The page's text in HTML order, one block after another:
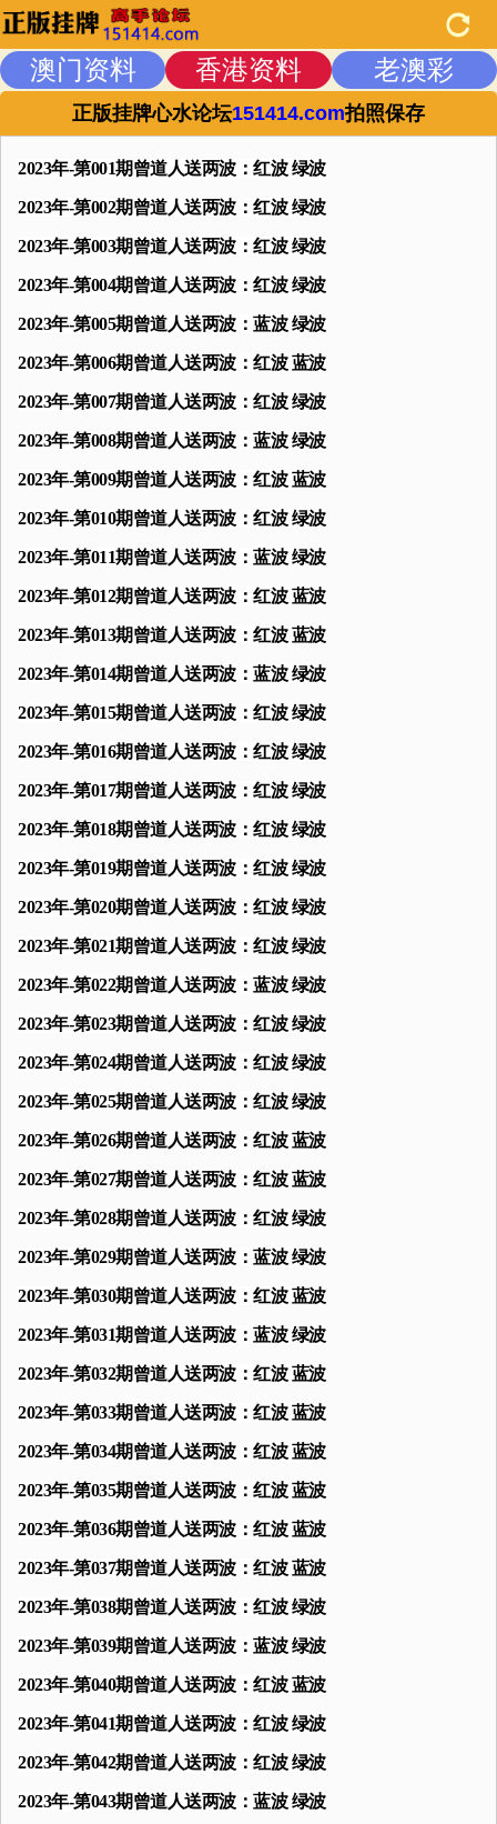
澳门资料 香港资料 老澳彩
正版挂牌心水论坛151414.com拍照保存
2023年-第001期曾道人送两波：红波 绿波
2023年-第002期曾道人送两波：红波 绿波
2023年-第003期曾道人送两波：红波 绿波
2023年-第004期曾道人送两波：红波 绿波
2023年-第005期曾道人送两波：蓝波 绿波
2023年-第006期曾道人送两波：红波 蓝波
2023年-第007期曾道人送两波：红波 绿波
2023年-第008期曾道人送两波：蓝波 绿波
2023年-第009期曾道人送两波：红波 蓝波
2023年-第010期曾道人送两波：红波 绿波
2023年-第011期曾道人送两波：蓝波 绿波
2023年-第012期曾道人送两波：红波 蓝波
2023年-第013期曾道人送两波：红波 蓝波
2023年-第014期曾道人送两波：蓝波 绿波
2023年-第015期曾道人送两波：红波 绿波
2023年-第016期曾道人送两波：红波 绿波
2023年-第017期曾道人送两波：红波 绿波
2023年-第018期曾道人送两波：红波 绿波
2023年-第019期曾道人送两波：红波 绿波
2023年-第020期曾道人送两波：红波 绿波
2023年-第021期曾道人送两波：红波 绿波
2023年-第022期曾道人送两波：蓝波 绿波
2023年-第023期曾道人送两波：红波 绿波
2023年-第024期曾道人送两波：红波 绿波
2023年-第025期曾道人送两波：红波 绿波
2023年-第026期曾道人送两波：红波 蓝波
2023年-第027期曾道人送两波：红波 蓝波
2023年-第028期曾道人送两波：红波 绿波
2023年-第029期曾道人送两波：蓝波 绿波
2023年-第030期曾道人送两波：红波 蓝波
2023年-第031期曾道人送两波：蓝波 绿波
2023年-第032期曾道人送两波：红波 蓝波
2023年-第033期曾道人送两波：红波 蓝波
2023年-第034期曾道人送两波：红波 蓝波
2023年-第035期曾道人送两波：红波 蓝波
2023年-第036期曾道人送两波：红波 蓝波
2023年-第037期曾道人送两波：红波 蓝波
2023年-第038期曾道人送两波：红波 绿波
2023年-第039期曾道人送两波：蓝波 绿波
2023年-第040期曾道人送两波：红波 蓝波
2023年-第041期曾道人送两波：红波 绿波
2023年-第042期曾道人送两波：红波 绿波
2023年-第043期曾道人送两波：蓝波 绿波